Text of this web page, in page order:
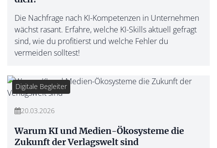
Die Nachfrage nach KI-Kompetenzen in Unternehmen
wächst rasant. Erfahre, welche KI-Skills aktuell gefragt
sind, wie du profitierst und welche Fehler du
vermeiden solltest!
Digitale Begleiter
20.03.2026
Warum KI und Medien-Ökosysteme die
Zukunft der Verlagswelt sind